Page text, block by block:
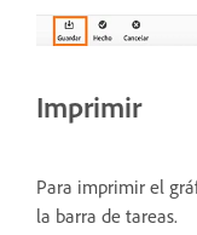
Imprimir
Para imprimir el
la barra de tareas.